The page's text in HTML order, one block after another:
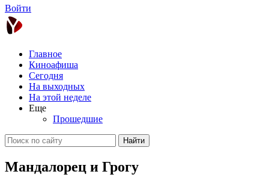
Войти
Главное
Киноафиша
Сегодня
На выходных
На этой неделе
Еще
Прошедшие
Найти
Мандалорец и Грогу